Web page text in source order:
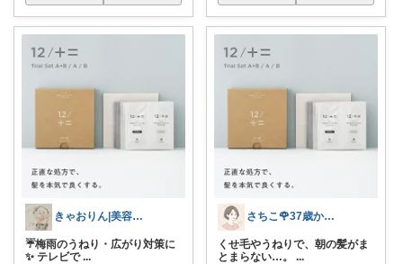
きゃおりん|美容好き3児ママ
☔梅雨のうねり・広がり対策に
✨ テレビで ...
さちこ🌹37歳からの美容とからだ
くせ毛やうねりで、朝の髪がま
とまらない…。
...